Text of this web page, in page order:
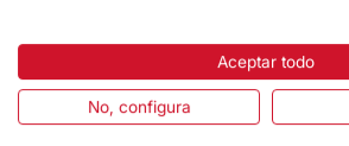
Preguntas frecuentes
Aceptar todo
No, configura